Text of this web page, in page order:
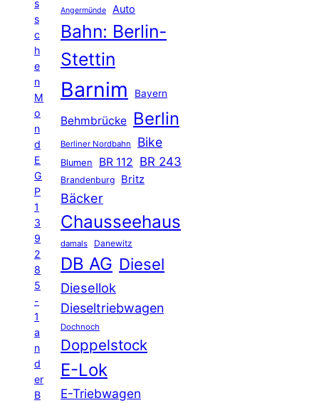
s
s
c
h
e
n
M
o
n
d
E
G
P
1
3
9
2
8
5
-
1
a
n
d
er
B
Angermünde Auto
Bahn: Berlin-
Stettin
Barnim Bayern
Behmbrücke Berlin
Berliner Nordbahn Bike
Blumen BR 112 BR 243
Brandenburg Britz
Bäcker
Chausseehaus
damals Danewitz
DB AG Diesel
Diesellok
Dieseltriebwagen
Dochnoch
Doppelstock
E-Lok
E-Triebwagen